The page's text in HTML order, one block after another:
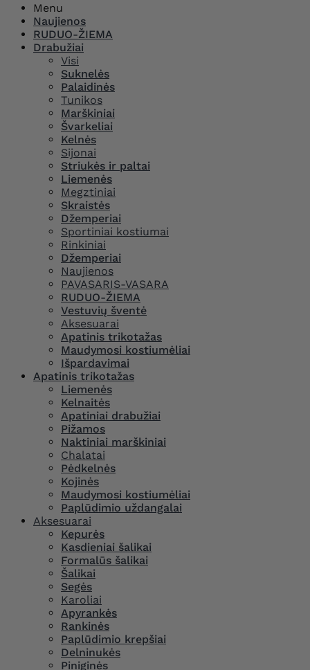
Menu
Naujienos
RUDUO-ŽIEMA
Drabužiai
Visi
Suknelės
Palaidinės
Tunikos
Marškiniai
Švarkeliai
Kelnės
Sijonai
Striukės ir paltai
Liemenės
Megztiniai
Skraistės
Džemperiai
Sportiniai kostiumai
Rinkiniai
Džemperiai
Naujienos
PAVASARIS-VASARA
RUDUO-ŽIEMA
Vestuvių šventė
Aksesuarai
Apatinis trikotažas
Maudymosi kostiumėliai
Išpardavimai
Apatinis trikotažas
Liemenės
Kelnaitės
Apatiniai drabužiai
Pižamos
Naktiniai marškiniai
Chalatai
Pėdkelnės
Kojinės
Maudymosi kostiumėliai
Paplūdimio uždangalai
Aksesuarai
Kepurės
Kasdieniai šalikai
Formalūs šalikai
Šalikai
Segės
Karoliai
Apyrankės
Rankinės
Paplūdimio krepšiai
Delninukės
Piniginės